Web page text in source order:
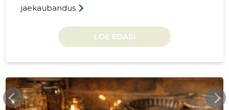
jaekaubandus
LOE EDASI
EESTISAI.EE